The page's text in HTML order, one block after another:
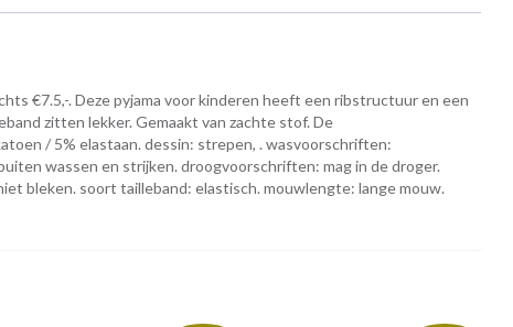
€7.5,-. Deze pyjama voor kinderen heeft een ribstructuur en een
zitten lekker. Gemaakt van zachte stof. De
/ 5% elastaan. dessin: strepen, . wasvoorschriften:
wassen en strijken. droogvoorschriften: mag in de droger.
bleken. soort tailleband: elastisch. mouwlengte: lange mouw.